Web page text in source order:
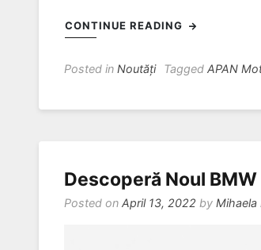
CONTINUE READING
Posted in Noutăți Tagged APAN
Descoperă Noul
Posted on April 13, 2022 by Mihaela